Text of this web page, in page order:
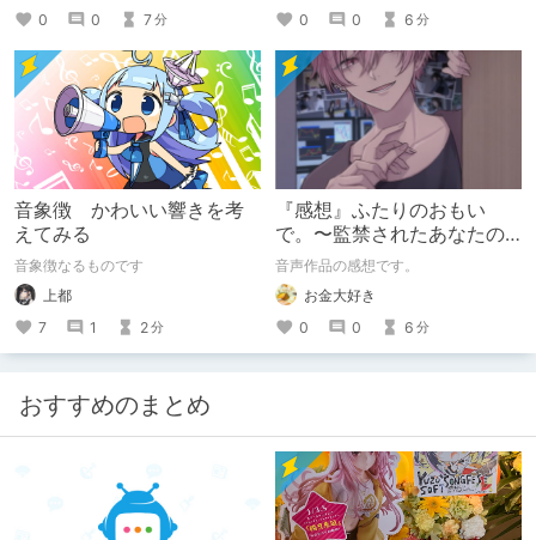
0
0 7分
0
0 6 分
音象徴 かわいい響きを考
えてみる
音象徴なるものです
上都
7
1 2分
『感想』ふたりのおもい
で。〜監禁されたあなたの
末路〜【がるまに限定特典
付き】
音声作品の感想です。
お金大好き
0
0 6 分
おすすめのまとめ